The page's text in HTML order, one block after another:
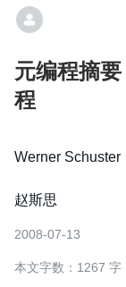
元编程摘
程
Werner Schuster
赵斯思
2008-07-13
本文字数：1267 字